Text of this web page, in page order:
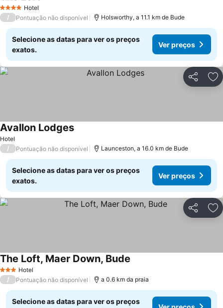
4 EstrelasHotel
/ Pontuação não disponível Holsworthy, a 11.1 km de Bude
Selecione as datas para ver os preços
exatos.
Ver preços
Partilhar
Hotel
Avallon Lodges
/ Pontuação não disponível Launceston, a 16.0 km de Bude
Selecione as datas para ver os preços
exatos.
Ver preços
Partilhar
3 EstrelasHotel
The Loft, Maer Down, Bude
/ Pontuação não disponível a 0.6 km da praia
Selecione as datas para ver os preços